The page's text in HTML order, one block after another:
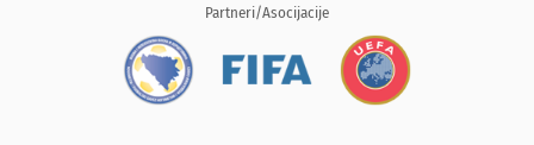
Partneri/Asocijacije